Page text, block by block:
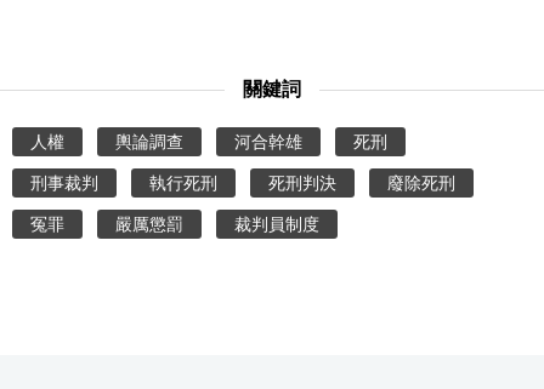
關鍵詞
人權 輿論調查 河合幹雄 死刑
刑事裁判 執行死刑 死刑判決 廢除死刑
冤罪 嚴厲懲罰 裁判員制度